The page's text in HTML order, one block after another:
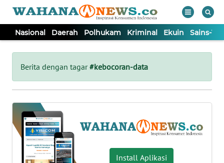
Nasional Daerah Polhukam Kriminal Ekuin Sains-
Berita dengan tagar#kebocoran-data
Install Aplikasi
Tutup
NASIONAL
DAERAH
POLHUKAM